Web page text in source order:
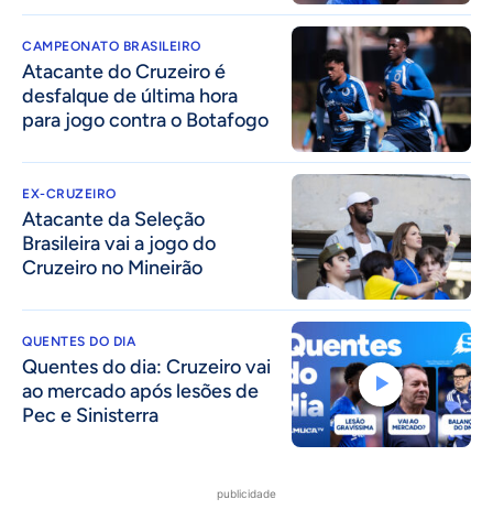
CAMPEONATO BRASILEIRO
Atacante do Cruzeiro é
desfalque de última hora
para jogo contra o Botafogo
EX-CRUZEIRO
Atacante da Seleção
Brasileira vai a jogo do
Cruzeiro no Mineirão
QUENTES DO DIA
Quentes do dia: Cruzeiro vai
ao mercado após lesões de
Pec e Sinisterra
publicidade